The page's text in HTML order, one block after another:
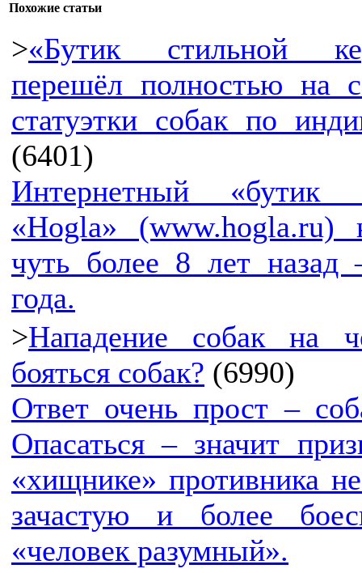
Похожие статьи
>«Бутик стильной
перешёл полностью на
статуэтки собак по
(6401)
Интернетный «бутик
«Hogla» (www.hogla.ru)
чуть более 8 лет
года.
>Нападение собак на
бояться собак? (6990)
Ответ очень прост –
Опасаться – значит
«хищнике» противника
зачастую и более
«человек разумный».